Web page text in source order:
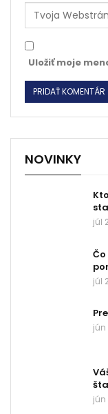
Uložiť moje
NOVINKY
júl
júl
jún
jún